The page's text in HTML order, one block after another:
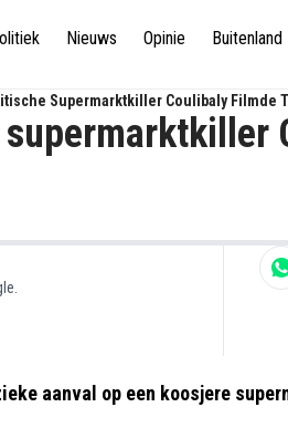
Nieuws Opinie Buitenland
Supermarktkiller Coulibaly Filmde
aanval op een koosjere